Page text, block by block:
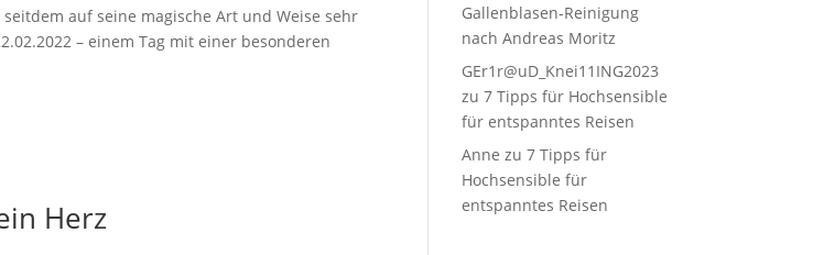
auf seine magische Art und Weise sehr
– einem Tag mit einer besonderen
Herz
Gallenblasen-Reinigung
nach Andreas Moritz
GEr1r@uD_Knei11ING2023
zu7 Tipps für Hochsensible
für entspanntes Reisen
Anne zu7 Tipps für
Hochsensible für
entspanntes Reisen